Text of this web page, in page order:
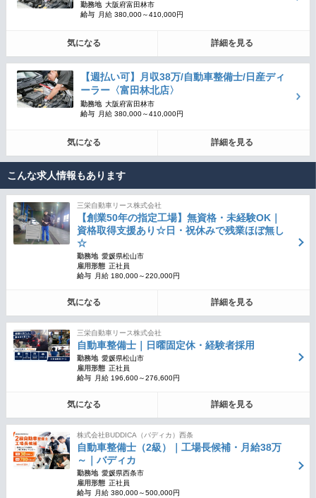
勤務地 大阪府富田林市
給与
月給 380,000～410,000円
気になる 詳細を見る
【週払い可】月収38万/自動車整備士/日産ディ
ーラー〈富田林北店〉
勤務地 大阪府富田林市
給与
月給 380,000～410,000円
気になる 詳細を見る
こんな求人情報もあります
三栄自動車リース株式会社
【創業50年の指定工場】無資格・未経験OK｜
資格取得支援あり☆日・祝休みで残業ほぼ無し
☆
勤務地 愛媛県松山市
雇用形態 正社員
給与
月給 180,000～220,000円
気になる 詳細を見る
三栄自動車リース株式会社
自動車整備士｜日曜固定休・経験者採用
勤務地 愛媛県松山市
雇用形態 正社員
給与
月給 196,600～276,600円
気になる 詳細を見る
株式会社BUDDICA（バディカ）西条
自動車整備士（2級）｜工場長候補・月給38万
～｜バディカ
勤務地 愛媛県西条市
雇用形態 正社員
給与
月給 380,000～500,000円